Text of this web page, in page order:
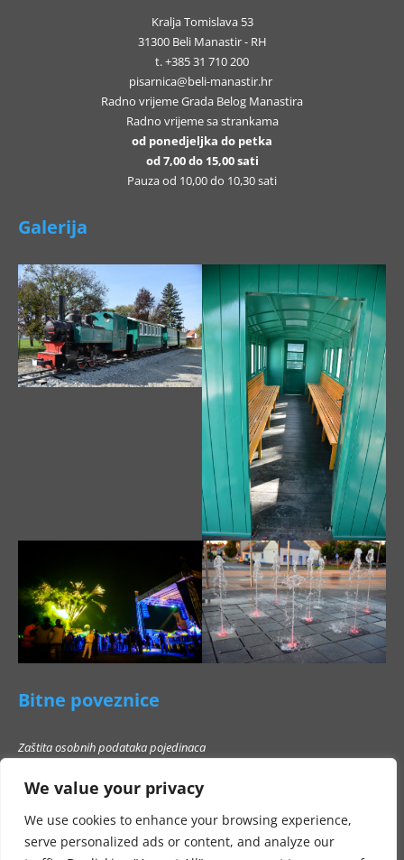
We value your privacy
We use cookies to enhance your browsing experience,
serve personalized ads or content, and analyze our
Kralja Tomislava 53
31300 Beli Manastir - RH
t. +385 31 710 200
pisarnica@beli-manastir.hr
Radno vrijeme Grada Belog Manastira
Radno vrijeme sa strankama
od ponedjeljka do petka
od 7,00 do 15,00 sati
Pauza od 10,00 do 10,30 sati
Galerija
Bitne poveznice
Zaštita osobnih podataka pojedinaca
Popis poslovnih subjekata s kojima Grad Beli Manastir ne smije stupati u